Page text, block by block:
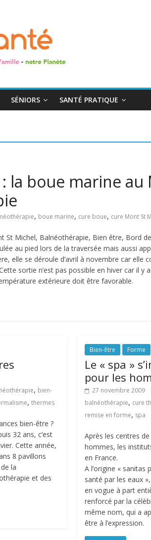
SÉNIORS SANTÉ PRATIQUE
la boue marine au
, boue marine, cure boue, cure Mont St
Michel, Balnéothérapie, Bien être, Bord
au pied lors de la traversée mais aussi
elle se déroule d’avril à novembre car elle
sortie n’est pas possible en hiver car il y
extérieure doit être favorable.
, bien-
, thermes
bien-être ?
32 ans, c’est
Cette année,
8 pavillons
la
et des
Bien-être Forme
Le « spa »
pour les
27 novembre 2009
balnéothérapie, cure
remise en forme, spa
Après les centres
hommes, les
en France.
A l’origine « sanitas
santé par les eaux
en vogue à part
renforcé par la
même nom, qui a
être à l’expression.